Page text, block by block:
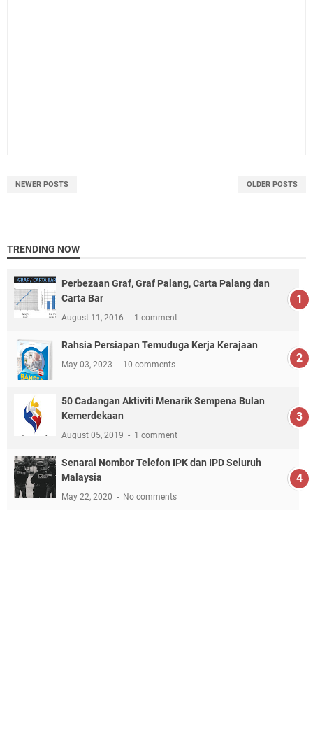
NEWER POSTS OLDER POSTS
TRENDING NOW
Perbezaan Graf, Graf Palang, Carta Palang dan
Carta Bar
August 11, 2016 1 comment
Rahsia Persiapan Temuduga Kerja Kerajaan
May 03, 2023 10 comments
50 Cadangan Aktiviti Menarik Sempena Bulan
Kemerdekaan
August 05, 2019 1 comment
Senarai Nombor Telefon IPK dan IPD Seluruh
Malaysia
May 22, 2020 No comments